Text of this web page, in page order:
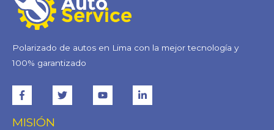
Polarizado de autos en Lima con la mejor tecnología y
100% garantizado
MISIÓN